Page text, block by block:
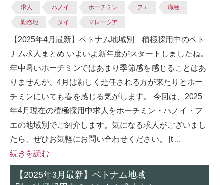
求人 ハノイ ホーチミン フエ 職種
勤務地 タイ マレーシア
【2025年4月最新】ベトナム地域別 積極採用中のベト
ナム求人まとめ いよいよ新年度がスタートしましたね。
年中暑いホーチミンではあまり季節感を感じることはあ
りませんが、4月は新しく赴任される方が来たりとホー
チミンにいても春を感じる気がします。 今回は、2025
年4月現在の積極採用中求人をホーチミン・ハノイ・フ
エの地域別でご紹介します。気になる求人がございまし
たら、ぜひお気軽にお問い合わせください。 [t ...
続きを読む
【2025年3月最新】ベトナム地域